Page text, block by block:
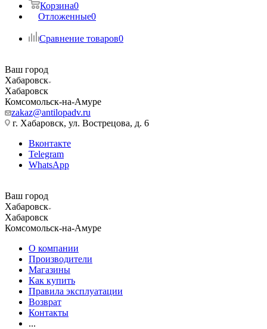
Корзина0
Отложенные0
Сравнение товаров0
Ваш город
Хабаровск
Хабаровск
Комсомольск-на-Амуре
zakaz@antilopadv.ru
г. Хабаровск, ул. Вострецова, д. 6
Вконтакте
Telegram
WhatsApp
Ваш город
Хабаровск
Хабаровск
Комсомольск-на-Амуре
О компании
Производители
Магазины
Как купить
Правила эксплуатации
Возврат
Контакты
...